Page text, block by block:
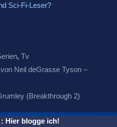
Sci-Fi-Leser?
, Tv
Neil deGrasse Tyson –
(Breakthrough 2)
Hier blogge ich!